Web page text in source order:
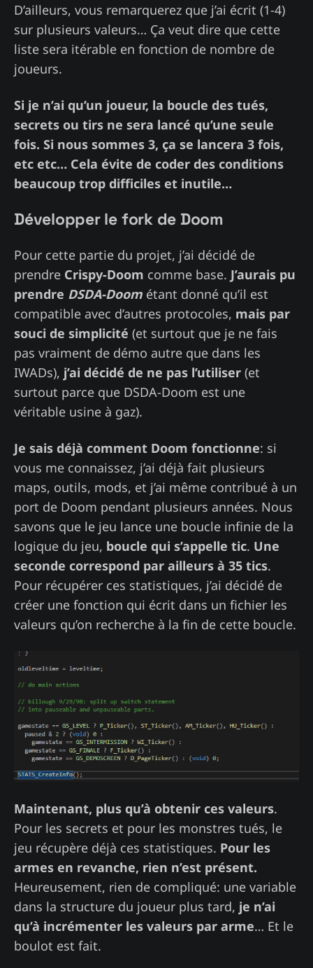
D’ailleurs, vous remarquerez que j’ai écrit (1-4)
sur plusieurs valeurs… Ça veut dire que cette
liste sera itérable en fonction de nombre de
joueurs.
Si je n’ai qu’un joueur, la boucle des tués,
secrets ou tirs ne sera lancé qu’une seule
fois. Si nous sommes 3, ça se lancera 3 fois,
etc etc… Cela évite de coder des conditions
beaucoup trop difficiles et inutile…
Développer le fork de Doom
Pour cette partie du projet, j’ai décidé de
prendre Crispy-Doom comme base. J’aurais pu
prendre DSDA-Doom étant donné qu’il est
compatible avec d’autres protocoles, mais par
souci de simplicité (et surtout que je ne fais
pas vraiment de démo autre que dans les
IWADs), j’ai décidé de ne pas l’utiliser (et
surtout parce que DSDA-Doom est une
véritable usine à gaz).
Je sais déjà comment Doom fonctionne: si
vous me connaissez, j’ai déjà fait plusieurs
maps, outils, mods, et j’ai même contribué à un
port de Doom pendant plusieurs années. Nous
savons que le jeu lance une boucle infinie de la
logique du jeu, boucle qui s’appelle tic. Une
seconde correspond par ailleurs à 35 tics.
Pour récupérer ces statistiques, j’ai décidé de
créer une fonction qui écrit dans un fichier les
valeurs qu’on recherche à la fin de cette boucle.
Maintenant, plus qu’à obtenir ces valeurs.
Pour les secrets et pour les monstres tués, le
jeu récupère déjà ces statistiques. Pour les
armes en revanche, rien n’est présent.
Heureusement, rien de compliqué: une variable
dans la structure du joueur plus tard, je n’ai
qu’à incrémenter les valeurs par arme… Et le
boulot est fait.